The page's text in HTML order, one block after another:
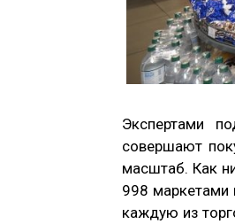
Экспертами
совершают
масштаб. Как
998 маркетами
каждую из